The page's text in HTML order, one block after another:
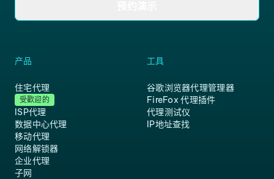
产品
住宅代理
受歡迎的
ISP代理
数据中心代理
移动代理
网络解锁器
企业代理
子网
工具
谷歌浏览器代理管理器
FireFox 代理插件
代理测试仪
IP地址查找